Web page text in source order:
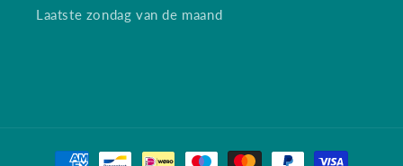
Laatste zondag van de maand
Betaalmethoden